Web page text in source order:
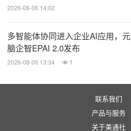
2026-08-06 14:02
多智能体协同进入企业AI应用，元
脑企智EPAI 2.0发布
2026-08-06 13:34 1
联系我们
产品与服务
关于美通社